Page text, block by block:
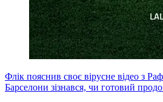
Флік пояснив своє вірусне відео з
Барселони зізнався, чи готовий